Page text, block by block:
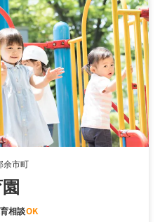
余市町
相談OK